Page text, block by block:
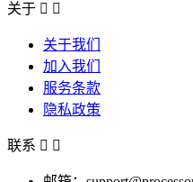
关于  
关于我们
加入我们
服务条款
隐私政策
联系  